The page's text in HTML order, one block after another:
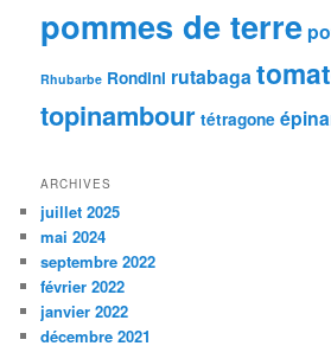
pommes de terre
Rhubarbe Rondini rutabaga
topinambour tétragone
ARCHIVES
juillet 2025
mai 2024
septembre 2022
février 2022
janvier 2022
décembre 2021